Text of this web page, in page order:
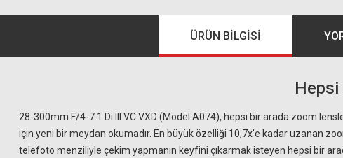
ÜRÜN BILGISI
28-300mm F/4-7.1 Di III VC VXD (Model A074), hepsi bir arada zoom
için yeni bir meydan okumadır. En büyük özelliği 10,7x'e kadar uzanan
telefoto menziliyle çekim yapmanın keyfini çıkarmak isteyen hepsi bir